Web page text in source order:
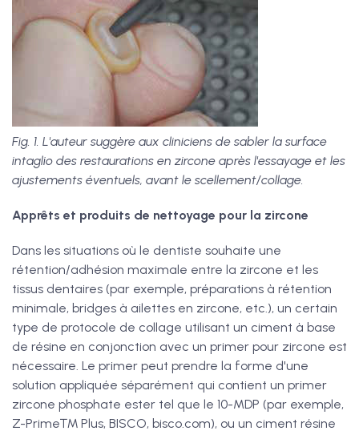
Fig. 1. L'auteur suggère aux cliniciens de sabler la surface
intaglio des restaurations en zircone après l'essayage et les
ajustements éventuels, avant le scellement/collage.
Apprêts et produits de nettoyage pour la zircone
Dans les situations où le dentiste souhaite une
rétention/adhésion maximale entre la zircone et les
tissus dentaires (par exemple, préparations à rétention
minimale, bridges à ailettes en zircone, etc.), un certain
type de protocole de collage utilisant un ciment à base
de résine en conjonction avec un primer pour zircone est
nécessaire. Le primer peut prendre la forme d'une
solution appliquée séparément qui contient un primer
zircone phosphate ester tel que le 10-MDP (par exemple,
Z-Prime™ Plus, BISCO, bisco.com), ou un ciment résine